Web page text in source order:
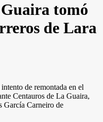
tomó
de Lara
de remontada en el
Centauros de La Guaira,
García Carneiro de